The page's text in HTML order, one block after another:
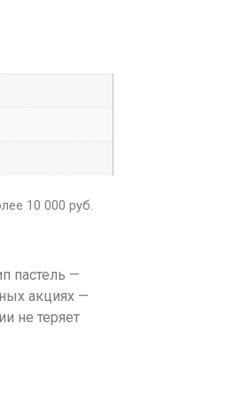
10 000 руб.
пастель —
акциях —
не теряет